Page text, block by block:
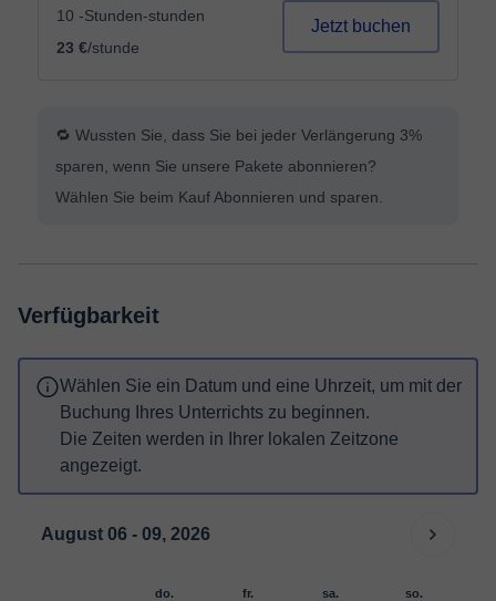
10 -Stunden-stunden
23 €/stunde
Jetzt buchen
🔁 Wussten Sie, dass Sie bei jeder Verlängerung 3%
sparen, wenn Sie unsere Pakete abonnieren?
Wählen Sie beim Kauf Abonnieren und sparen.
Verfügbarkeit
Wählen Sie ein Datum und eine Uhrzeit, um mit der
Buchung Ihres Unterrichts zu beginnen.
Die Zeiten werden in Ihrer lokalen Zeitzone
angezeigt.
August 06 - 09, 2026
do.
fr.
sa.
so.